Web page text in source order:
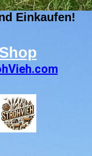
Einkaufen!
Shop
.com